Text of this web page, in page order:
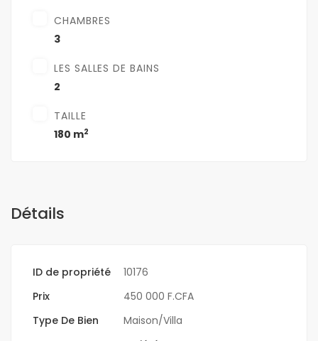
CHAMBRES
3
LES SALLES DE BAINS
2
TAILLE
180 m2
Détails
ID de propriété
10176
Prix
450 000 F.CFA
Type De Bien
Maison/Villa